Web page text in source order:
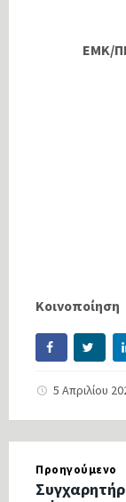
ΕΜΚ/
Κοινοποίηση
5 Απριλίου
Προηγούμενο